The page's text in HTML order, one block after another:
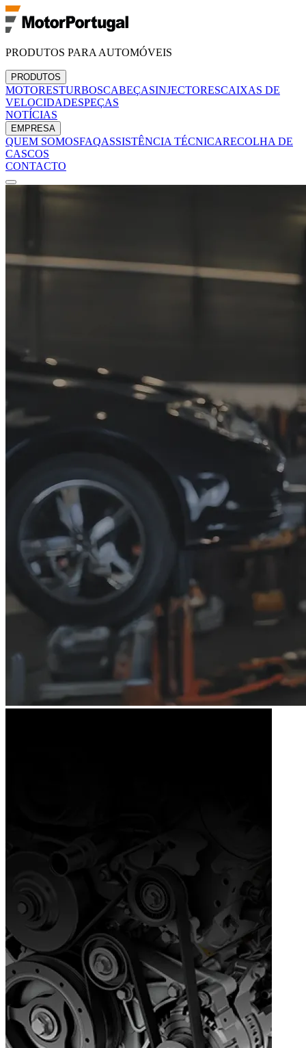
PRODUTOS PARA AUTOMÓVEIS
PRODUTOS
MOTORESTURBOSCABEÇASINJECTORESCAIXAS DE
VELOCIDADESPEÇAS
NOTÍCIAS
EMPRESA
QUEM SOMOSFAQASSISTÊNCIA TÉCNICARECOLHA DE
CASCOS
CONTACTO